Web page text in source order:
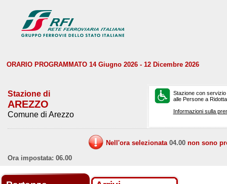
ORARIO PROGRAMMATO 14 Giugno 2026 - 12 Dicembre 2026
Stazione di
AREZZO
Comune di Arezzo
Stazione con
alle Persone a
Informazioni sulla
Nell'ora selezionata 04.00 non sono
Ora impostata: 06.00